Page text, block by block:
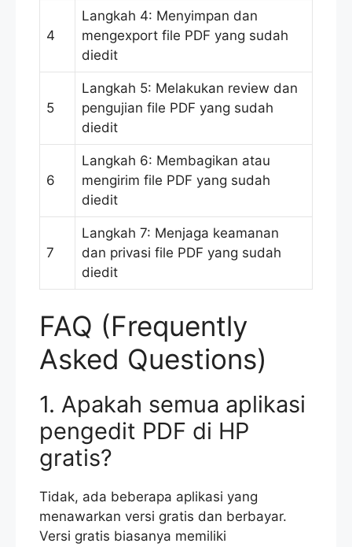
4
Langkah 4: Menyimpan dan
mengexport file PDF yang sudah
diedit
5
Langkah 5: Melakukan review dan
pengujian file PDF yang sudah
diedit
6
Langkah 6: Membagikan atau
mengirim file PDF yang sudah
diedit
7
Langkah 7: Menjaga keamanan
dan privasi file PDF yang sudah
diedit
FAQ (Frequently
Asked Questions)
1. Apakah semua aplikasi
pengedit PDF di HP
gratis?
Tidak, ada beberapa aplikasi yang
menawarkan versi gratis dan berbayar.
Versi gratis biasanya memiliki